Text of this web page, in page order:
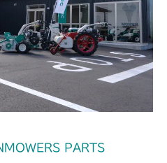
アクスル
アクスル
アクスル
アクスル
アクスル PARTS